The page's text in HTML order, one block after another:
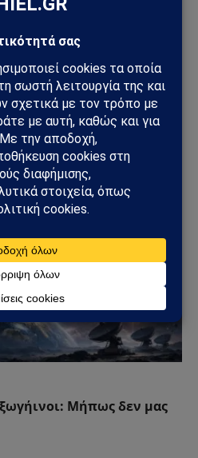
κλιματικοί χάρτες κόσμων
χωρίς ατμόσφαιρα
Μήπως δεν μας